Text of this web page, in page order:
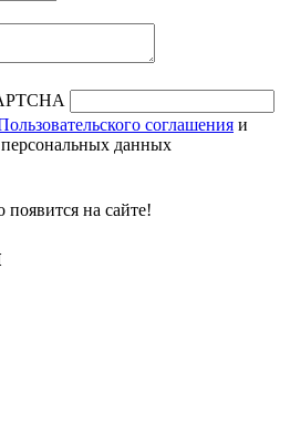
соглашения и
данных
на сайте!